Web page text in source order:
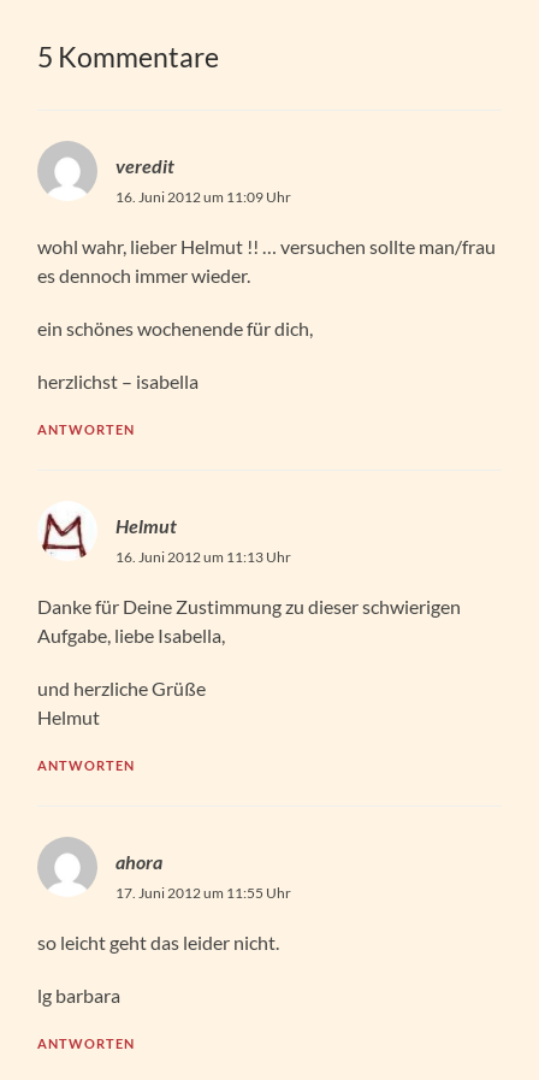
5 Kommentare
veredit
16. Juni 2012 um 11:09 Uhr
wohl wahr, lieber Helmut !! … versuchen sollte man/frau
es dennoch immer wieder.
ein schönes wochenende für dich,
herzlichst – isabella
ANTWORTEN
Helmut
16. Juni 2012 um 11:13 Uhr
Danke für Deine Zustimmung zu dieser schwierigen
Aufgabe, liebe Isabella,
und herzliche Grüße
Helmut
ANTWORTEN
ahora
17. Juni 2012 um 11:55 Uhr
so leicht geht das leider nicht.
lg barbara
ANTWORTEN